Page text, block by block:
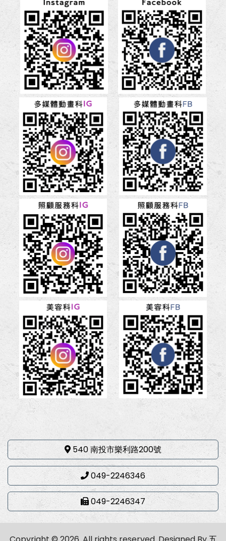
540 南投市樂利路200號
049-2246346
049-2246347